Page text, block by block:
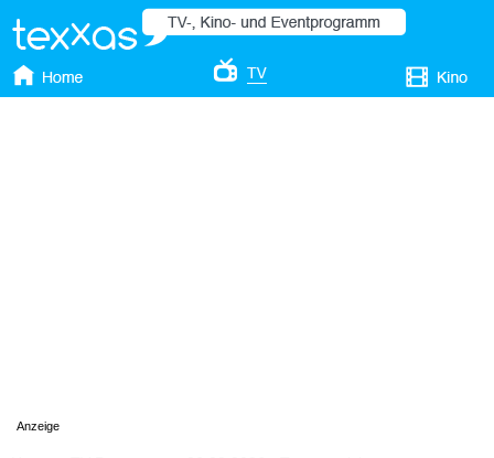
Anzeige